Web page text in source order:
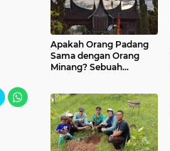
Apakah Orang Padang
Sama dengan Orang
Minang? Sebuah